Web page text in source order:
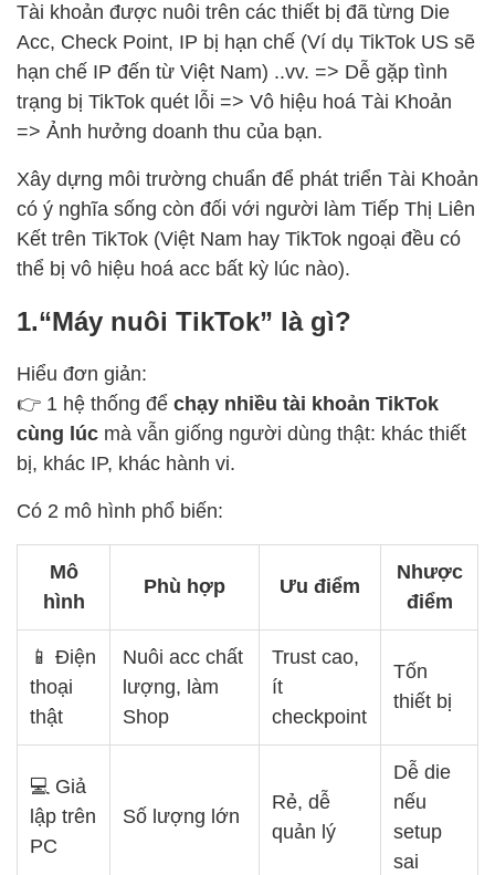
Tài khoản được nuôi trên các thiết bị đã từng Die
Acc, Check Point, IP bị hạn chế (Ví dụ TikTok US sẽ
hạn chế IP đến từ Việt Nam) ..vv. => Dễ gặp tình
trạng bị TikTok quét lỗi => Vô hiệu hoá Tài Khoản
=> Ảnh hưởng doanh thu của bạn.
Xây dựng môi trường chuẩn để phát triển Tài Khoản
có ý nghĩa sống còn đối với người làm Tiếp Thị Liên
Kết trên TikTok (Việt Nam hay TikTok ngoại đều có
thể bị vô hiệu hoá acc bất kỳ lúc nào).
1.“Máy nuôi TikTok” là gì?
Hiểu đơn giản:
👉 1 hệ thống để chạy nhiều tài khoản TikTok
cùng lúc mà vẫn giống người dùng thật: khác thiết
bị, khác IP, khác hành vi.
Có 2 mô hình phổ biến:
Mô
hình
Phù hợp Ưu điểm
Nhược
điểm
📱 Điện
thoại
thật
Nuôi acc chất
lượng, làm
Shop
Trust cao,
ít
checkpoint
Tốn
thiết bị
💻 Giả
lập trên
PC
Số lượng lớn
Rẻ, dễ
quản lý
Dễ die
nếu
setup
sai